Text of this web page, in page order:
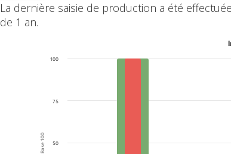
La dernière saisie de production a été
de 1 an.
Base 100 50
75
100